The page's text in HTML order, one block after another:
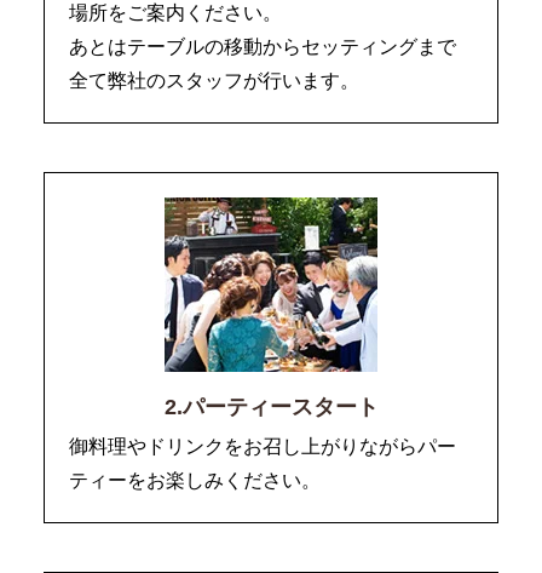
場所をご案内ください。
あとはテーブルの移動からセッティングまで
全て弊社のスタッフが行います。
2.パーティースタート
御料理やドリンクをお召し上がりながらパー
ティーをお楽しみください。